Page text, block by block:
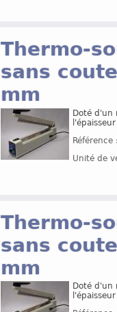
Thermo-
sans
mm
Doté d'un
Unité de
Thermo-
sans
mm
Doté d'un